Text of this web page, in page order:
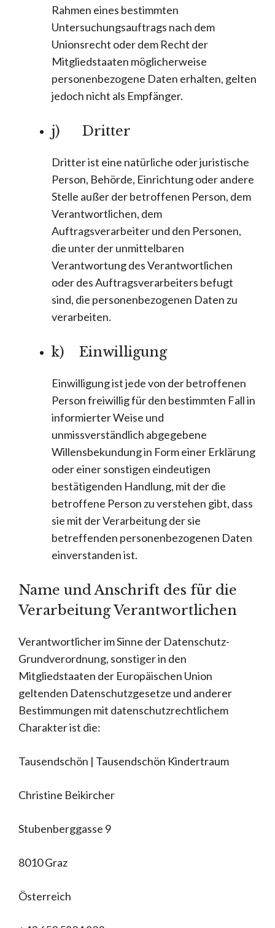
Rahmen eines bestimmten
Untersuchungsauftrags nach dem
Unionsrecht oder dem Recht der
Mitgliedstaaten möglicherweise
personenbezogene Daten erhalten, gelten
jedoch nicht als Empfänger.
j) Dritter
Dritter ist eine natürliche oder juristische
Person, Behörde, Einrichtung oder andere
Stelle außer der betroffenen Person, dem
Verantwortlichen, dem
Auftragsverarbeiter und den Personen,
die unter der unmittelbaren
Verantwortung des Verantwortlichen
oder des Auftragsverarbeiters befugt
sind, die personenbezogenen Daten zu
verarbeiten.
k) Einwilligung
Einwilligung ist jede von der betroffenen
Person freiwillig für den bestimmten Fall in
informierter Weise und
unmissverständlich abgegebene
Willensbekundung in Form einer Erklärung
oder einer sonstigen eindeutigen
bestätigenden Handlung, mit der die
betroffene Person zu verstehen gibt, dass
sie mit der Verarbeitung der sie
betreffenden personenbezogenen Daten
einverstanden ist.
Name und Anschrift des für die
Verarbeitung Verantwortlichen
Verantwortlicher im Sinne der Datenschutz-
Grundverordnung, sonstiger in den
Mitgliedstaaten der Europäischen Union
geltenden Datenschutzgesetze und anderer
Bestimmungen mit datenschutzrechtlichem
Charakter ist die:
Tausendschön | Tausendschön Kindertraum
Christine Beikircher
Stubenberggasse 9
8010 Graz
Österreich